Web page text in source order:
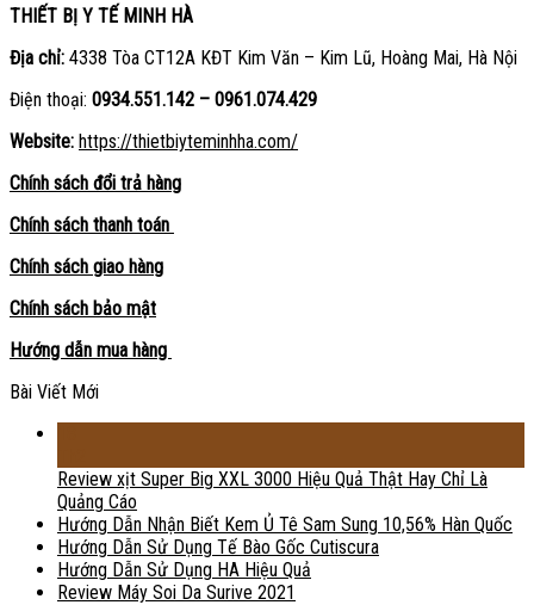
THIẾT BỊ Y TẾ MINH HÀ
Địa chỉ: 4338 Tòa CT12A KĐT Kim Văn – Kim Lũ, Hoàng Mai, Hà Nội
Điện thoại: 0934.551.142 – 0961.074.429
Website: https://thietbiyteminhha.com/
Chính sách đổi trả hàng
Chính sách thanh toán
Chính sách giao hàng
Chính sách bảo mật
Hướng dẫn mua hàng
Bài Viết Mới
Review xịt Super Big XXL 3000 Hiệu Quả Thật Hay Chỉ Là
Quảng Cáo
Hướng Dẫn Nhận Biết Kem Ủ Tê Sam Sung 10,56% Hàn Quốc
Hướng Dẫn Sử Dụng Tế Bào Gốc Cutiscura
Hướng Dẫn Sử Dụng HA Hiệu Quả
Review Máy Soi Da Surive 2021